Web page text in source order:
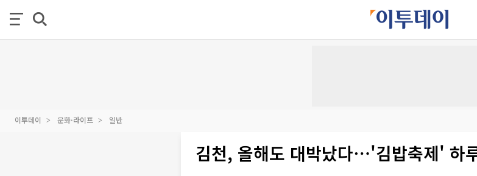
이투데이 문화·라이프 일반
김천, 올해도 대박났다⋯'김밥축제' 하